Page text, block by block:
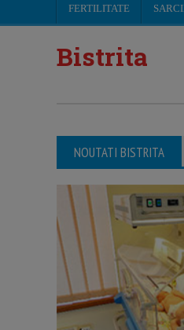
FERTILITATE
Bistrita
NOUTATI BISTRITA